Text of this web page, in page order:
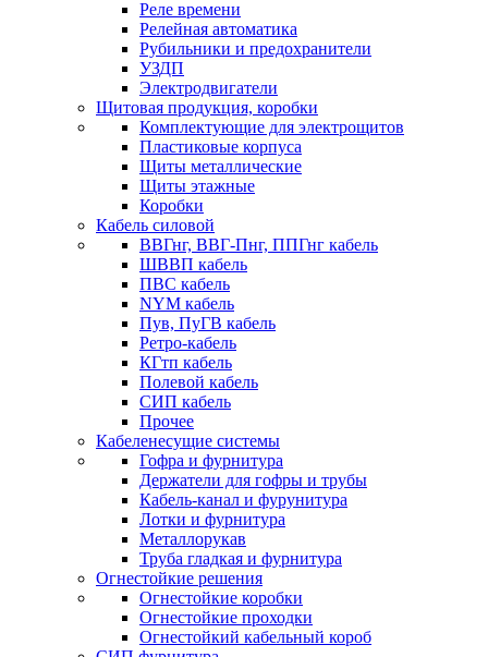
Реле времени
Релейная автоматика
Рубильники и предохранители
УЗДП
Электродвигатели
Щитовая продукция, коробки
Комплектующие для электрощитов
Пластиковые корпуса
Щиты металлические
Щиты этажные
Коробки
Кабель силовой
ВВГнг, ВВГ-Пнг, ППГнг кабель
ШВВП кабель
ПВС кабель
NYM кабель
Пув, ПуГВ кабель
Ретро-кабель
КГтп кабель
Полевой кабель
СИП кабель
Прочее
Кабеленесущие системы
Гофра и фурнитура
Держатели для гофры и трубы
Кабель-канал и фурунитура
Лотки и фурнитура
Металлорукав
Труба гладкая и фурнитура
Огнестойкие решения
Огнестойкие коробки
Огнестойкие проходки
Огнестойкий кабельный короб